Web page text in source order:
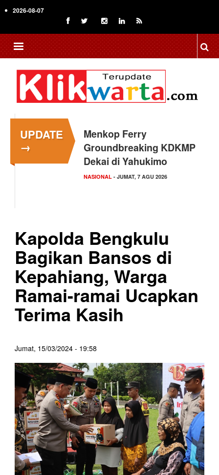
to
content
2026-08-07
UPDATE
→
Menkop Ferry
Groundbreaking KDKMP
Dekai di Yahukimo
NASIONAL - JUMAT, 7 AGU 2026
Kapolda Bengkulu
Bagikan Bansos di
Kepahiang, Warga
Ramai-ramai Ucapkan
Terima Kasih
Jumat, 15/03/2024 - 19:58